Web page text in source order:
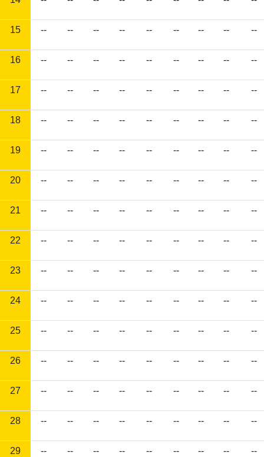
15 -- -- -- -- -- -- -- -- --
16 -- -- -- -- -- -- -- -- --
17 -- -- -- -- -- -- -- -- --
18 -- -- -- -- -- -- -- -- --
19 -- -- -- -- -- -- -- -- --
20 -- -- -- -- -- -- -- -- --
21 -- -- -- -- -- -- -- -- --
22 -- -- -- -- -- -- -- -- --
23 -- -- -- -- -- -- -- -- --
24 -- -- -- -- -- -- -- -- --
25 -- -- -- -- -- -- -- -- --
26 -- -- -- -- -- -- -- -- --
27 -- -- -- -- -- -- -- -- --
28 -- -- -- -- -- -- -- -- --
29 -- -- -- -- -- -- -- -- --